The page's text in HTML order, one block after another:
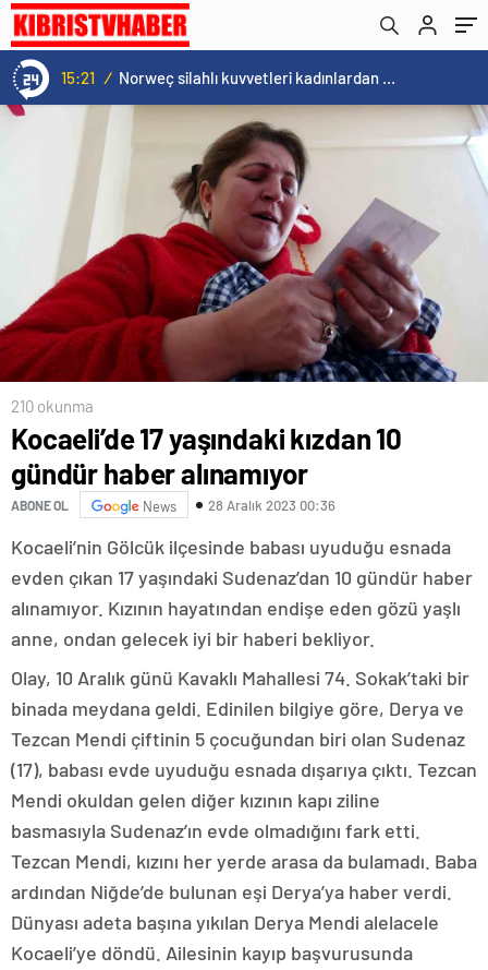
15:21 / Norweç silahlı kuvvetleri kadınlardan oluşan özel kuvvetler eğitimlerini başlattı.
210 okunma
Kocaeli’de 17 yaşındaki kızdan 10
gündür haber alınamıyor
ABONE OL News 28 Aralık 2023 00:36
Kocaeli’nin Gölcük ilçesinde babası uyuduğu esnada
evden çıkan 17 yaşındaki Sudenaz’dan 10 gündür haber
alınamıyor. Kızının hayatından endişe eden gözü yaşlı
anne, ondan gelecek iyi bir haberi bekliyor.
Olay, 10 Aralık günü Kavaklı Mahallesi 74. Sokak’taki bir
binada meydana geldi. Edinilen bilgiye göre, Derya ve
Tezcan Mendi çiftinin 5 çocuğundan biri olan Sudenaz
(17), babası evde uyuduğu esnada dışarıya çıktı. Tezcan
Mendi okuldan gelen diğer kızının kapı ziline
basmasıyla Sudenaz’ın evde olmadığını fark etti.
Tezcan Mendi, kızını her yerde arasa da bulamadı. Baba
ardından Niğde’de bulunan eşi Derya’ya haber verdi.
Dünyası adeta başına yıkılan Derya Mendi alelacele
Kocaeli’ye döndü. Ailesinin kayıp başvurusunda